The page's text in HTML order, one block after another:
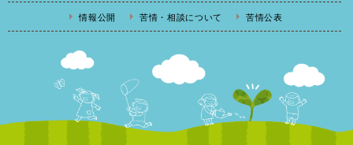
情報公開 苦情・相談について 苦情公表